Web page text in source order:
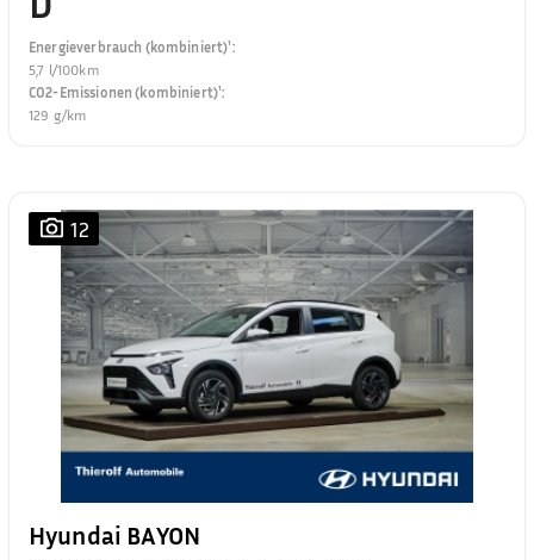
Energieverbrauch (kombiniert)¹:
5,7 l/100km
CO2-Emissionen (kombiniert)¹:
129 g/km
12
Hyundai BAYON